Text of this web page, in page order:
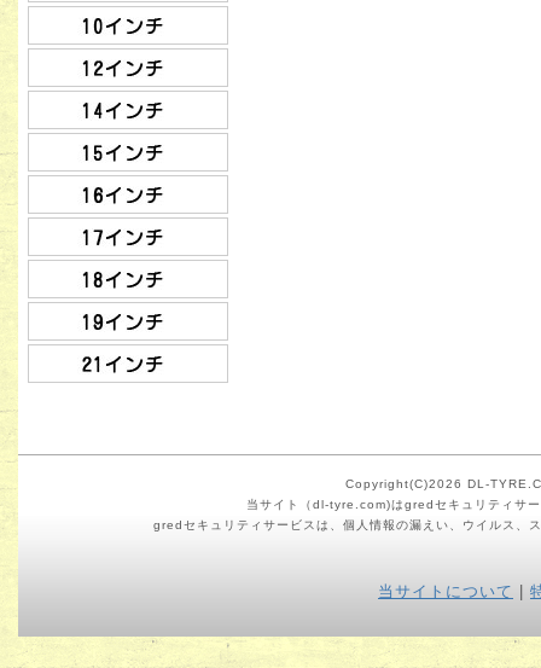
Copyright(C)2026 DL-
当サイト（dl-tyre.com)はgredセキュリティサ
gredセキュリティサービスは、個人情報の漏えい、ウイルス、
当サイトについて